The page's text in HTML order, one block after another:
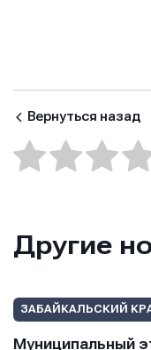
Вернуться назад
Другие
ЗАБАЙКАЛЬСКИЙ
Муниципальный